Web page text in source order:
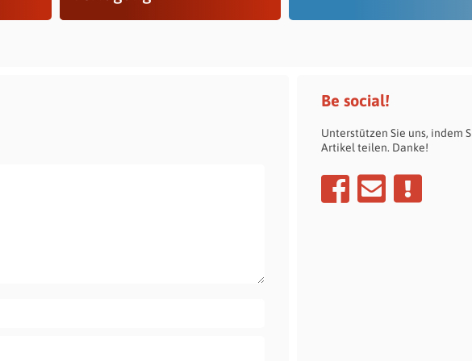
Be social!
Unterstützen Sie uns, indem
Artikel teilen. Danke!